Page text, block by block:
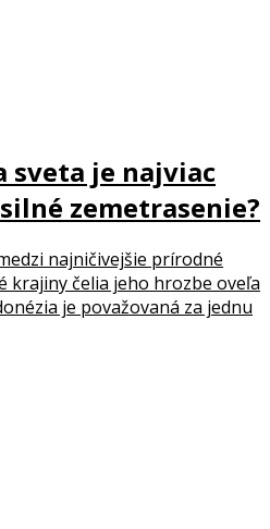
sveta je najviac
zemetrasenie?
najničivejšie prírodné
krajiny čelia jeho hrozbe oveľa
je považovaná za jednu